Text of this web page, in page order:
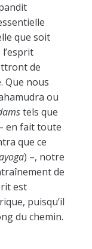
que soit
de
Que nous
ou
tels que
en fait toute
que ce
) –, notre
de
est
puisqu’il
du chemin.